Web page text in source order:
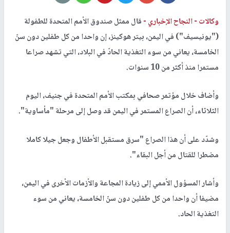
وكالات -النجاح الإخباري -قال ممثل صندوق الأمم المتحدة للطفولة
("يونيسيف") في اليمن، بيتر هوكينز، إن واحدا من كل طفلين دون سنّ
الخامسة، يعاني من سوء التغذية الحادّ في البلاد، التي تشهد صراعا
مستمرا منذ أكثر من 10 سنوات.
وأضاف خلال مؤتمر صحافي بمكتب الأمم المتحدة في جنيف، اليوم
الثلاثاء، أن الصراع المستمر في اليمن قد وصل إلى مرحلة "مأساوية".
وشدّد على أن هذا الصراع "سرق مستقبل الأطفال وجعل جيلا كاملا
مضطرا للقتال من أجل البقاء".
وأشار المسؤول الأممي إلى زيادة المجاعة والأزمات الأخرى في اليمن،
مضيفا أن واحدا من كل طفلين دون سنّ الخامسة، يعاني من سوء
التغذية الحاد.